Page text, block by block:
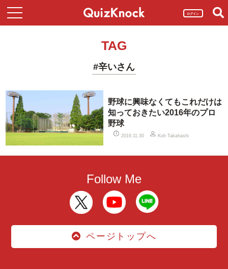
ログイン
TAG
#辛いさん
野球に興味なくてもこれだけは
知っておきたい2016年のプロ
野球
2016.11.30 Koh Takahashi
Follow Me
ページトップへ